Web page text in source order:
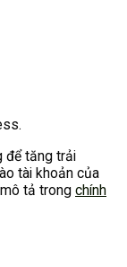
để tăng trải
tài khoản của
tả trong chính